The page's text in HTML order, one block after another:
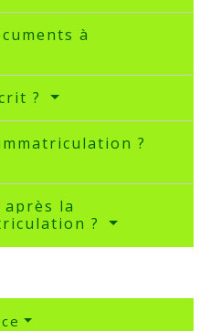
à
?
?
la
?